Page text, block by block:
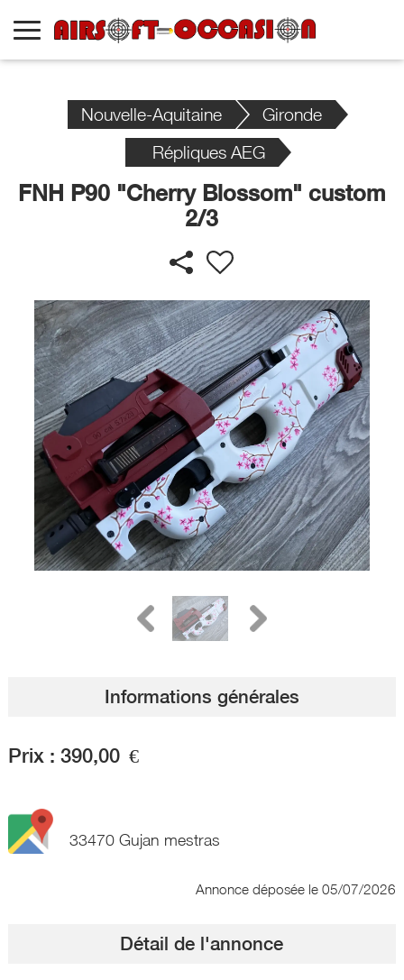
Nouvelle-Aquitaine
Gironde
Répliques AEG
FNH P90 "Cherry Blossom" custom
2/3
Informations générales
Prix : 390,00 €
33470 Gujan mestras
Annonce déposée le 05/07/2026
Détail de l'annonce